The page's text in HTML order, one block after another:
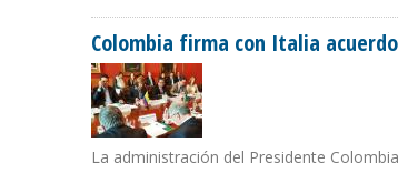
Colombia firma con Italia
La administración del Presidente